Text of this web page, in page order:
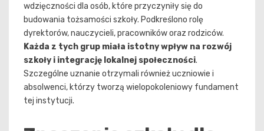
wdzięczności dla osób, które przyczyniły się do
budowania tożsamości szkoły. Podkreślono rolę
dyrektorów, nauczycieli, pracowników oraz rodziców.
Każda z tych grup miała istotny wpływ na rozwój
szkoły i integrację lokalnej społeczności.
Szczególne uznanie otrzymali również uczniowie i
absolwenci, którzy tworzą wielopokoleniowy fundament
tej instytucji.